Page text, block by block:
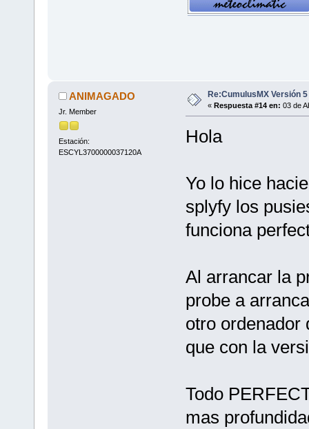
ANIMAGADO
Jr. Member
Estación:
ESCYL3700000037120A
Re:CumulusMX Versión 5
« Respuesta #14 en: 03 de
Hola
Yo lo hice
splyfy los
funciona
Al arrancar la
probe a
otro ordenador
que con la
Todo
mas